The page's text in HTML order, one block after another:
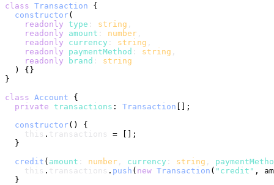
class Transaction {
constructor(
readonly type : string
readonly
amount : number
readonly
currency : string
readonly
paymentMethod : string
readonly
brand : string
) {}
}
class Account {
private transactions : Transaction [];
constructor( ) {
this . transactions
= [];
  }
credit ( amount : number currency : string
this . transactions . push ( new Transaction ( "credit" ,
  }